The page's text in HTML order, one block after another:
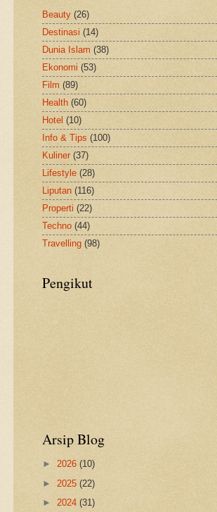
Beauty (26)
Destinasi (14)
Dunia Islam (38)
Ekonomi (53)
Film (89)
Health (60)
Hotel (10)
Info & Tips (100)
Kuliner (37)
Lifestyle (28)
Liputan (116)
Properti (22)
Techno (44)
Travelling (98)
Pengikut
Arsip Blog
► 2026 (10)
► 2025 (22)
► 2024 (31)